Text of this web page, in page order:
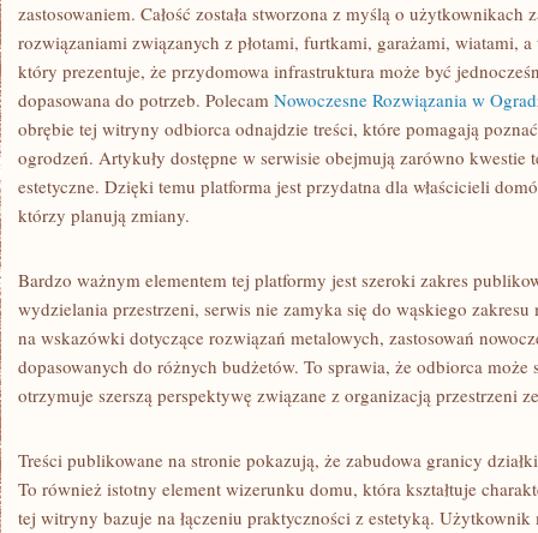
zastosowaniem. Całość została stworzona z myślą o użytkownikach
rozwiązaniami związanych z płotami, furtkami, garażami, wiatami,
który prezentuje, że przydomowa infrastruktura może być
dopasowana do potrzeb. Polecam Nowoczesne Rozwiązania w
obrębie tej witryny odbiorca odnajdzie treści, które pomagają
ogrodzeń. Artykuły dostępne w serwisie obejmują zarówno kwestie
estetyczne. Dzięki temu platforma jest przydatna dla właścicieli
którzy planują zmiany.
Bardzo ważnym elementem tej platformy jest szeroki zakres
wydzielania przestrzeni, serwis nie zamyka się do wąskiego zakresu
na wskazówki dotyczące rozwiązań metalowych, zastosowań
dopasowanych do różnych budżetów. To sprawia, że odbiorca może
otrzymuje szerszą perspektywę związane z organizacją przestrzeni
Treści publikowane na stronie pokazują, że zabudowa granicy
To również istotny element wizerunku domu, która kształtuje
tej witryny bazuje na łączeniu praktyczności z estetyką.